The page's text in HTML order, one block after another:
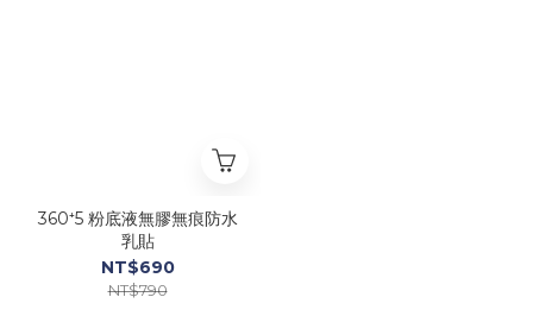
360⁺5 粉底液無膠無痕防水
乳貼
NT$690
NT$790